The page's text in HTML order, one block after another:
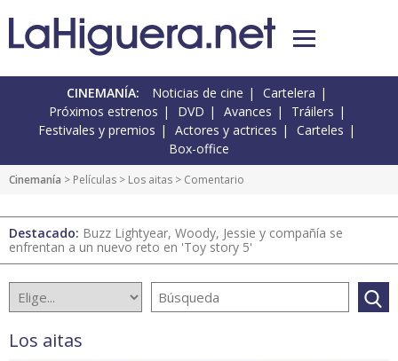
CINEMANÍA: Noticias de cine
Cartelera
Próximos estrenos
DVD Avances
Tráilers
Festivales y premios
Actores y actrices
Carteles
Box-office
Cinemanía > Películas > Los aitas > Comentario
Destacado: Buzz Lightyear, Woody, Jessie y compañía se
enfrentan a un nuevo reto en 'Toy story 5'
Los aitas